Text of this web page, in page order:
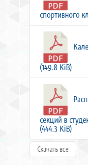
спортивного
(149.8 KiB)
секций в
(444.3 KiB)
Скачать все